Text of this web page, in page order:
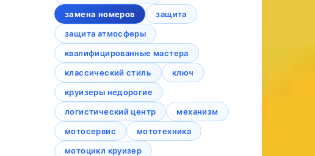
замена номеров
защита
защита атмосферы
квалифицированные мастера
классический стиль
ключ
круизеры недорогие
логистический центр
механизм
мотосервис
мототехника
мотоцикл круизер